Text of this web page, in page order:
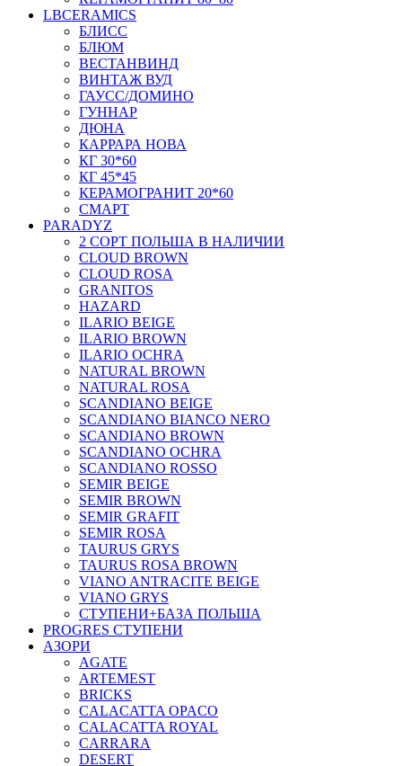
LBCERAMICS
БЛИСС
БЛЮМ
ВЕСТАНВИНД
ВИНТАЖ ВУД
ГАУСС/ДОМИНО
ГУННАР
ДЮНА
КАРРАРА НОВА
КГ 30*60
КГ 45*45
КЕРАМОГРАНИТ 20*60
СМАРТ
PARADYZ
2 СОРТ ПОЛЬША В НАЛИЧИИ
CLOUD BROWN
CLOUD ROSA
GRANITOS
HAZARD
ILARIO BEIGE
ILARIO BROWN
ILARIO OCHRA
NATURAL BROWN
NATURAL ROSA
SCANDIANO BEIGE
SCANDIANO BIANCO NERO
SCANDIANO BROWN
SCANDIANO OCHRA
SCANDIANO ROSSO
SEMIR BEIGE
SEMIR BROWN
SEMIR GRAFIT
SEMIR ROSA
TAURUS GRYS
TAURUS ROSA BROWN
VIANO ANTRACITE BEIGE
VIANO GRYS
СТУПЕНИ+БАЗА ПОЛЬША
PROGRES СТУПЕНИ
АЗОРИ
AGATE
ARTEMEST
BRICKS
CALACATTA OPACO
CALACATTA ROYAL
CARRARA
DESERT